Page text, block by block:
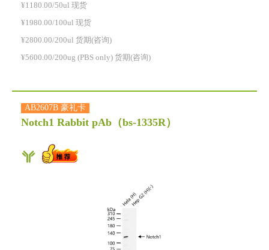
¥1180.00/50ul 现货
¥1980.00/100ul 现货
¥2800.00/200ul 货期(咨询)
¥5600.00/200ug (PBS only) 货期(咨询)
AB2607B 豪礼卡
Notch1 Rabbit pAb （bs-1335R）